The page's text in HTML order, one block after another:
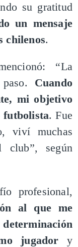
su gratitud
un mensaje
chilenos.
“La
Cuando
mi objetivo
futbolista. Fue
viví muchas
club”, según
profesional,
al que me
jugador y